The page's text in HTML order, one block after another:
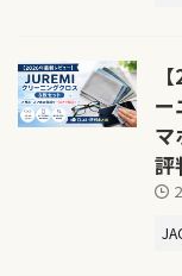
ー
マ
評